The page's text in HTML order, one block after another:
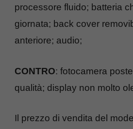
processore fluido; batteria
giornata; back cover
anteriore; audio;
CONTRO: fotocamera
qualità; display non molto
Il prezzo di vendita del